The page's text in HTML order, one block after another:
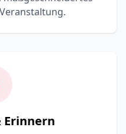
Erinnern